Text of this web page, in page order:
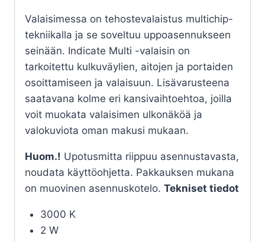
Valaisimessa on tehostevalaistus multichip-
tekniikalla ja se soveltuu uppoasennukseen
seinään. Indicate Multi -valaisin on
tarkoitettu kulkuväylien, aitojen ja portaiden
osoittamiseen ja valaisuun. Lisävarusteena
saatavana kolme eri kansivaihtoehtoa, joilla
voit muokata valaisimen ulkonäköä ja
valokuviota oman makusi mukaan.
Huom.! Upotusmitta riippuu asennustavasta,
noudata käyttöohjetta. Pakkauksen mukana
on muovinen asennuskotelo. Tekniset tiedot
3000 K
2 W